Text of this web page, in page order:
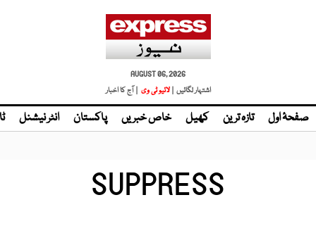
AUGUST 06, 2026
اشتہار لگائیں | لائیو ٹی وی | آج کا اخبار
صفحۂ اول تازہ ترین کھیل خاص خبریں پاکستان انٹر نیشنل
SUPPRESS